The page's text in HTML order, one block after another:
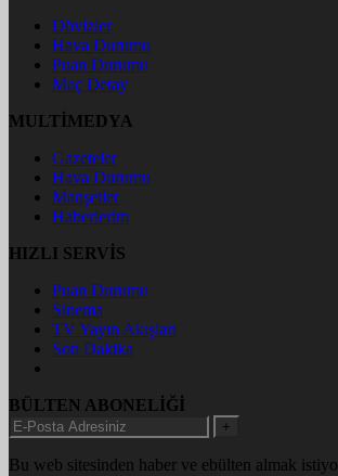
Dövizler
Hava Durumu
Puan Durumu
Maç Detay
MULTİMEDYA
Gazeteler
Hava Durumu
Manşetler
Haberlerim
HIZLI SERVİS
Puan Durumu
Sinema
TV Yayın Akışları
Son Dakika
BÜLTEN ABONELİĞİ
+
Bu web sitesinden haber ve ebülten almak